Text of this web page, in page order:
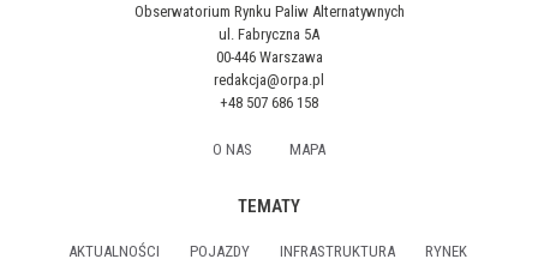
Obserwatorium Rynku Paliw Alternatywnych
ul. Fabryczna 5A
00-446 Warszawa
redakcja@orpa.pl
+48 507 686 158
O NAS MAPA
TEMATY
AKTUALNOŚCI POJAZDY INFRASTRUKTURA
RYNEK